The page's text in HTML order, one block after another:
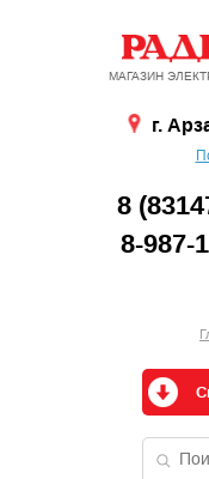
МАГАЗИН
г.
8
8-987-